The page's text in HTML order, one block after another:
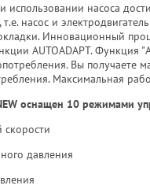
насоса
т.е. насос и
Инновационный
AUTOADAPT. Функция
Вы
Максимальная
оснащен 10 режимами
давления